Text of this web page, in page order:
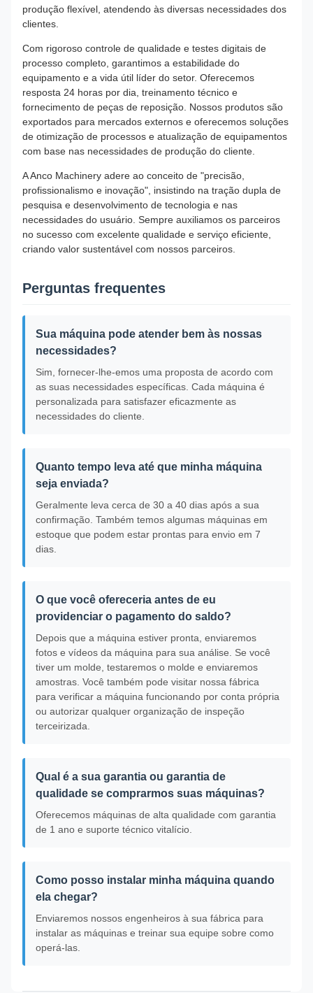
produção flexível, atendendo às diversas necessidades dos
clientes.
Com rigoroso controle de qualidade e testes digitais de
processo completo, garantimos a estabilidade do
equipamento e a vida útil líder do setor. Oferecemos
resposta 24 horas por dia, treinamento técnico e
fornecimento de peças de reposição. Nossos produtos são
exportados para mercados externos e oferecemos soluções
de otimização de processos e atualização de equipamentos
com base nas necessidades de produção do cliente.
A Anco Machinery adere ao conceito de "precisão,
profissionalismo e inovação", insistindo na tração dupla de
pesquisa e desenvolvimento de tecnologia e nas
necessidades do usuário. Sempre auxiliamos os parceiros
no sucesso com excelente qualidade e serviço eficiente,
criando valor sustentável com nossos parceiros.
Perguntas frequentes
Sua máquina pode atender bem às nossas
necessidades?
Sim, fornecer-lhe-emos uma proposta de acordo com
as suas necessidades específicas. Cada máquina é
personalizada para satisfazer eficazmente as
necessidades do cliente.
Quanto tempo leva até que minha máquina
seja enviada?
Geralmente leva cerca de 30 a 40 dias após a sua
confirmação. Também temos algumas máquinas em
estoque que podem estar prontas para envio em 7
dias.
O que você ofereceria antes de eu
providenciar o pagamento do saldo?
Depois que a máquina estiver pronta, enviaremos
fotos e vídeos da máquina para sua análise. Se você
tiver um molde, testaremos o molde e enviaremos
amostras. Você também pode visitar nossa fábrica
para verificar a máquina funcionando por conta própria
ou autorizar qualquer organização de inspeção
terceirizada.
Qual é a sua garantia ou garantia de
qualidade se comprarmos suas máquinas?
Oferecemos máquinas de alta qualidade com garantia
de 1 ano e suporte técnico vitalício.
Como posso instalar minha máquina quando
ela chegar?
Enviaremos nossos engenheiros à sua fábrica para
instalar as máquinas e treinar sua equipe sobre como
operá-las.